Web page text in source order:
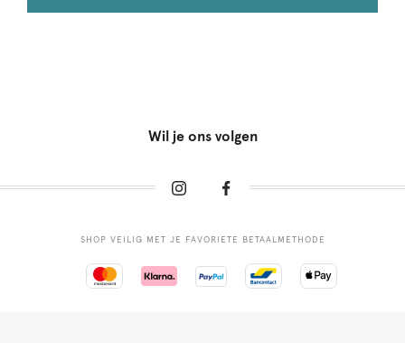
Wil je ons volgen
SHOP VEILIG MET JE FAVORIETE BETAALMETHODE